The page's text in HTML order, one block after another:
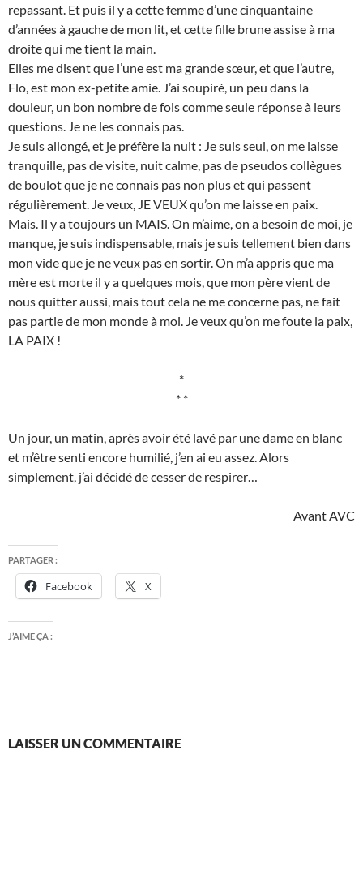
repassant. Et puis il y a cette femme d’une cinquantaine
d’années à gauche de mon lit, et cette fille brune assise à ma
droite qui me tient la main.
Elles me disent que l’une est ma grande sœur, et que l’autre,
Flo, est mon ex-petite amie. J’ai soupiré, un peu dans la
douleur, un bon nombre de fois comme seule réponse à leurs
questions. Je ne les connais pas.
Je suis allongé, et je préfère la nuit : Je suis seul, on me laisse
tranquille, pas de visite, nuit calme, pas de pseudos collègues
de boulot que je ne connais pas non plus et qui passent
régulièrement. Je veux, JE VEUX qu’on me laisse en paix.
Mais. Il y a toujours un MAIS. On m’aime, on a besoin de moi, je
manque, je suis indispensable, mais je suis tellement bien dans
mon vide que je ne veux pas en sortir. On m’a appris que ma
mère est morte il y a quelques mois, que mon père vient de
nous quitter aussi, mais tout cela ne me concerne pas, ne fait
pas partie de mon monde à moi. Je veux qu’on me foute la paix,
LA PAIX !
*
* *
Un jour, un matin, après avoir été lavé par une dame en blanc
et m’être senti encore humilié, j’en ai eu assez. Alors
simplement, j’ai décidé de cesser de respirer…
Avant AVC
PARTAGER :
Facebook X
J’AIME ÇA :
LAISSER UN COMMENTAIRE